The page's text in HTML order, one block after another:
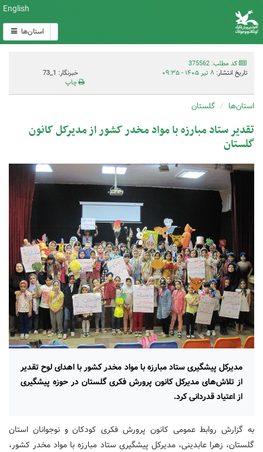
English
استان‌ها
کد مطلب: 375562
تاریخ انتشار: ۸ تیر ۱۴۰۵ - ۰۹:۳۵
خبرنگار: 1_73
چاپ
استان‌ها گلستان
تقدیر ستاد مبارزه با مواد مخدر کشور از مدیرکل کانون
گلستان
مدیرکل پیشگیری ستاد مبارزه با مواد مخدر کشور با اهدای لوح تقدیر
از تلاش‌های مدیرکل کانون پرورش فکری گلستان در حوزه پیشگیری
از اعتیاد قدردانی کرد.
به گزارش روابط عمومی کانون پرورش فکری کودکان و نوجوانان استان
گلستان، زهرا عابدینی، مدیرکل پیشگیری ستاد مبارزه با مواد مخدر کشور،